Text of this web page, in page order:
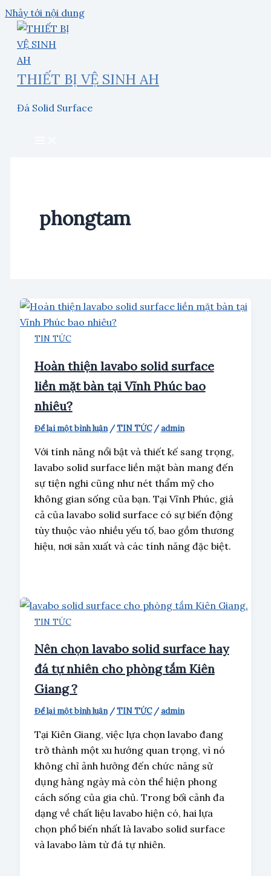
Nhảy tới nội dung
THIẾT BỊ VỆ SINH AH
Đá Solid Surface
phongtam
TIN TỨC
Hoàn thiện lavabo solid surface
liền mặt bàn tại Vĩnh Phúc bao
nhiêu?
Để lại một bình luận /TIN TỨC/admin
Với tính năng nổi bật và thiết kế sang trọng,
lavabo solid surface liền mặt bàn mang đến
sự tiện nghi cũng như nét thẩm mỹ cho
không gian sống của bạn. Tại Vĩnh Phúc, giá
cả của lavabo solid surface có sự biến động
tùy thuộc vào nhiều yếu tố, bao gồm thương
hiệu, nơi sản xuất và các tính năng đặc biệt.
TIN TỨC
Nên chọn lavabo solid surface hay
đá tự nhiên cho phòng tắm Kiên
Giang ?
Để lại một bình luận /TIN TỨC/admin
Tại Kiên Giang, việc lựa chọn lavabo đang
trở thành một xu hướng quan trọng, vì nó
không chỉ ảnh hưởng đến chức năng sử
dụng hàng ngày mà còn thể hiện phong
cách sống của gia chủ. Trong bối cảnh đa
dạng về chất liệu lavabo hiện có, hai lựa
chọn phổ biến nhất là lavabo solid surface
và lavabo làm từ đá tự nhiên.